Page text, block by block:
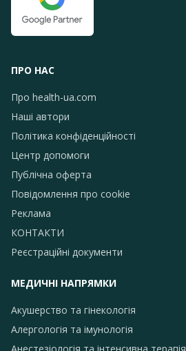
ПРО НАС
Про health-ua.com
Наші автори
Політика конфіденційності
Центр допомоги
Публічна оферта
Повідомлення про сookie
Реклама
КОНТАКТИ
Реєстраційні документи
МЕДИЧНІ НАПРЯМКИ
Акушерство та гінекологія
Алергологія та імунологія
Анестезіологія та інтенсивна терапія